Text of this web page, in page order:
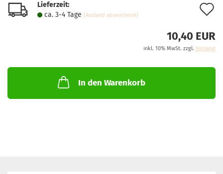
Lieferzeit:
ca. 3-4 Tage (Ausland abweichend)
10,40 EUR
inkl. 10% MwSt. zzgl. Versand
In den Warenkorb